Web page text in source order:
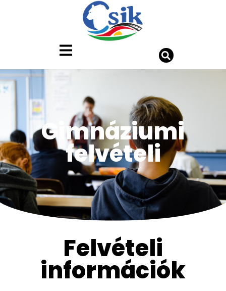
Gimnáziumi
felvételi
Felvételi
információk